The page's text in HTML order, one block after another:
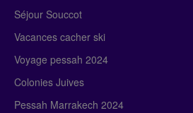
Séjour Souccot
Vacances cacher ski
Voyage pessah 2024
Colonies Juives
Pessah Marrakech 2024